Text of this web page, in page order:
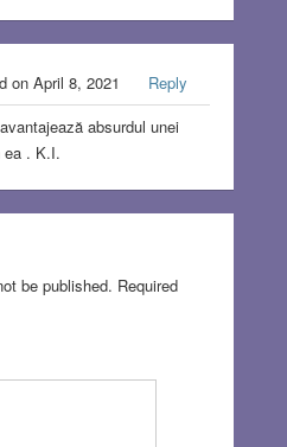
on April 8, 2021
Reply
absurdul unei
ea . K.I.
be published. Required